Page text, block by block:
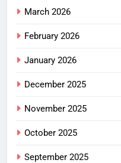
March 2026
February 2026
January 2026
December 2025
November 2025
October 2025
September 2025